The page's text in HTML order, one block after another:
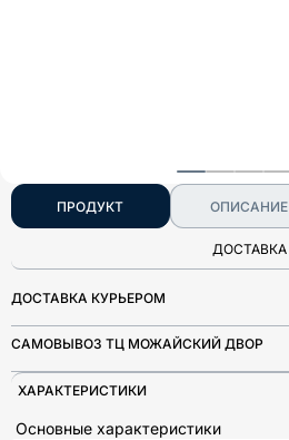
ПРОДУКТ ОПИСАНИЕ
ДОСТАВКА
ДОСТАВКА КУРЬЕРОМ
САМОВЫВОЗ ТЦ МОЖАЙСКИЙ ДВОР
ХАРАКТЕРИСТИКИ
Основные характеристики